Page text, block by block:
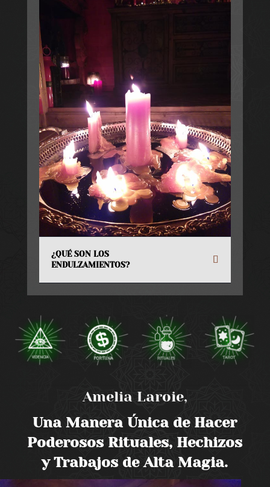
¿QUÉ SON LOS
ENDULZAMIENTOS?
Amelia Laroie,
Una Manera Única de Hacer
Poderosos Rituales, Hechizos
y Trabajos de Alta Magia.